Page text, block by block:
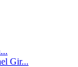
Gir...